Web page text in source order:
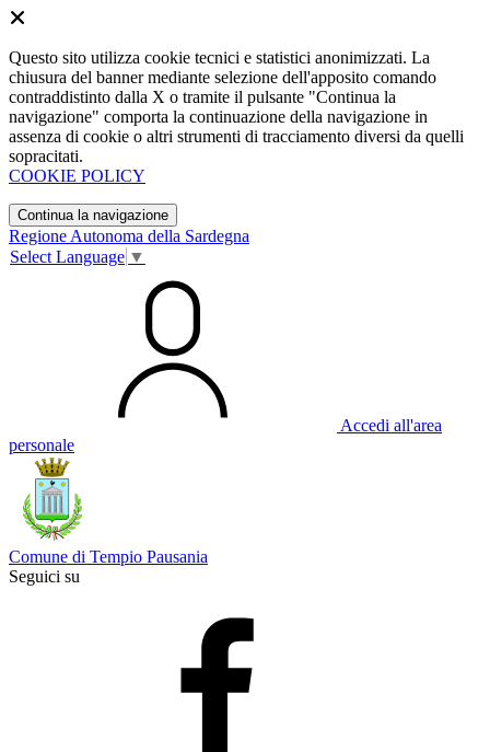
Questo sito utilizza cookie tecnici e statistici anonimizzati. La
chiusura del banner mediante selezione dell'apposito comando
contraddistinto dalla X o tramite il pulsante "Continua la
navigazione" comporta la continuazione della navigazione in
assenza di cookie o altri strumenti di tracciamento diversi da quelli
sopracitati.
COOKIE POLICY
Continua la navigazione
Regione Autonoma della Sardegna
Select Language ▼
Accedi all'area
personale
Comune di Tempio Pausania
Seguici su